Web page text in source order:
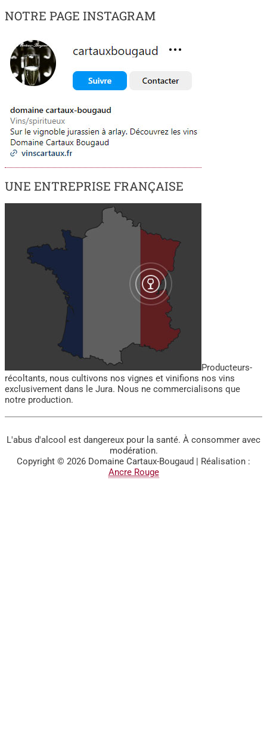
NOTRE PAGE INSTAGRAM
UNE ENTREPRISE FRANÇAISE
Producteurs-
récoltants, nous cultivons nos vignes et vinifions nos vins
exclusivement dans le Jura. Nous ne commercialisons que
notre production.
L'abus d'alcool est dangereux pour la santé. À consommer avec
modération.
Copyright © 2026 Domaine Cartaux-Bougaud | Réalisation :
Ancre Rouge